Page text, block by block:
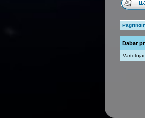
Dabar